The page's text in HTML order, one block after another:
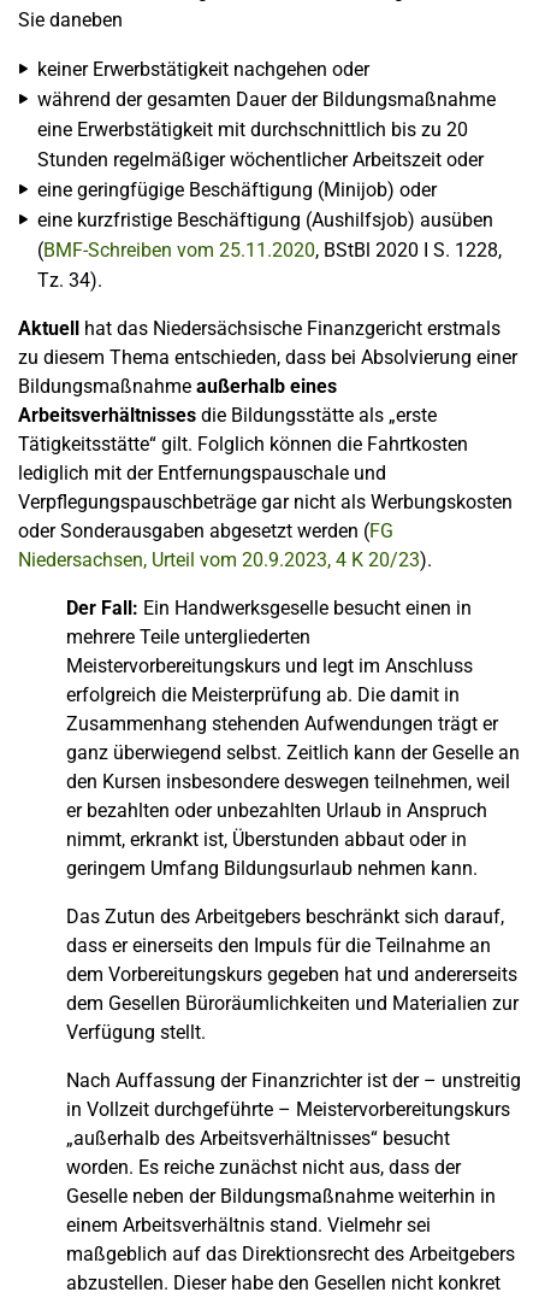
Sie daneben
keiner Erwerbstätigkeit nachgehen oder
während der gesamten Dauer der Bildungsmaßnahme
eine Erwerbstätigkeit mit durchschnittlich bis zu 20
Stunden regelmäßiger wöchentlicher Arbeitszeit oder
eine geringfügige Beschäftigung (Minijob) oder
eine kurzfristige Beschäftigung (Aushilfsjob) ausüben
(BMF-Schreiben vom 25.11.2020, BStBl 2020 I S. 1228,
Tz. 34).
Aktuell hat das Niedersächsische Finanzgericht erstmals
zu diesem Thema entschieden, dass bei Absolvierung einer
Bildungsmaßnahme außerhalb eines
Arbeitsverhältnisses die Bildungsstätte als „erste
Tätigkeitsstätte“ gilt. Folglich können die Fahrtkosten
lediglich mit der Entfernungspauschale und
Verpflegungspauschbeträge gar nicht als Werbungskosten
oder Sonderausgaben abgesetzt werden (FG
Niedersachsen, Urteil vom 20.9.2023, 4 K 20/23).
Der Fall: Ein Handwerksgeselle besucht einen in
mehrere Teile untergliederten
Meistervorbereitungskurs und legt im Anschluss
erfolgreich die Meisterprüfung ab. Die damit in
Zusammenhang stehenden Aufwendungen trägt er
ganz überwiegend selbst. Zeitlich kann der Geselle an
den Kursen insbesondere deswegen teilnehmen, weil
er bezahlten oder unbezahlten Urlaub in Anspruch
nimmt, erkrankt ist, Überstunden abbaut oder in
geringem Umfang Bildungsurlaub nehmen kann.
Das Zutun des Arbeitgebers beschränkt sich darauf,
dass er einerseits den Impuls für die Teilnahme an
dem Vorbereitungskurs gegeben hat und andererseits
dem Gesellen Büroräumlichkeiten und Materialien zur
Verfügung stellt.
Nach Auffassung der Finanzrichter ist der – unstreitig
in Vollzeit durchgeführte – Meistervorbereitungskurs
„außerhalb des Arbeitsverhältnisses“ besucht
worden. Es reiche zunächst nicht aus, dass der
Geselle neben der Bildungsmaßnahme weiterhin in
einem Arbeitsverhältnis stand. Vielmehr sei
maßgeblich auf das Direktionsrecht des Arbeitgebers
abzustellen. Dieser habe den Gesellen nicht konkret